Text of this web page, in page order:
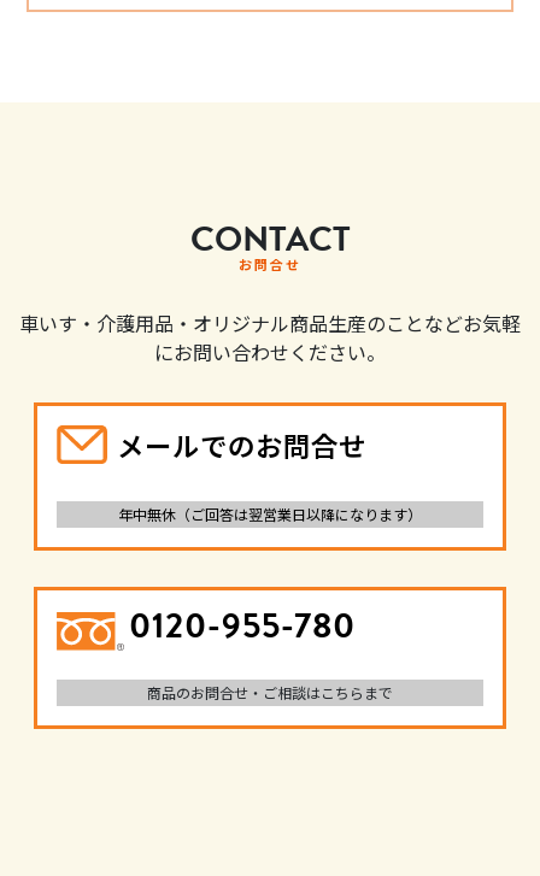
CONTACT
お問合せ
車いす・介護用品・オリジナル商品生産のことなどお気軽
にお問い合わせください。
メールでのお問合せ
年中無休（ご回答は翌営業日以降になります）
0120-955-780
商品のお問合せ・ご相談はこちらまで